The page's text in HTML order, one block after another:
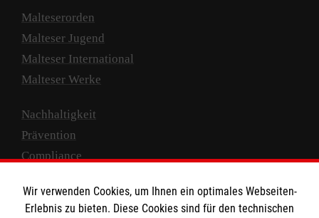
Malteserorden
Malteser Jugend
Malteser International
Malteser Werke
Nachhaltigkeit
Prävention
Compliance
Spenden und Helfen
Wir verwenden Cookies, um Ihnen ein optimales Webseiten-
Erlebnis zu bieten. Diese Cookies sind für den technischen